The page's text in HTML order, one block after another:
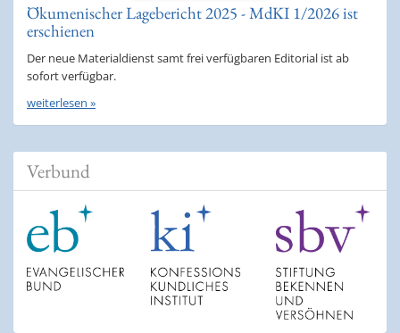
Ökumenischer Lagebericht 2025 - MdKI 1/2026 ist
erschienen
Der neue Materialdienst samt frei verfügbaren Editorial ist ab
sofort verfügbar.
weiterlesen »
Verbund